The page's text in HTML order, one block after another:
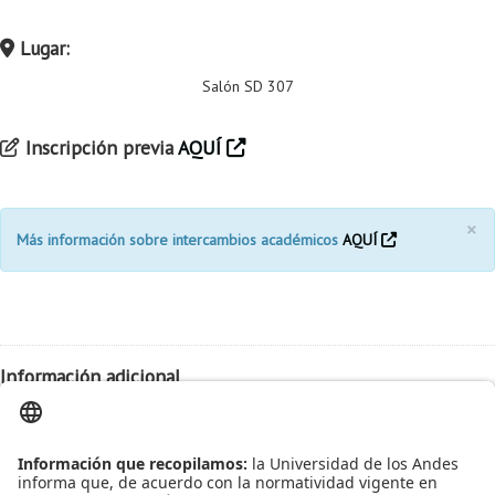
Lugar:
Salón SD 307
Inscripción previaAQUÍ
×
Más información sobre intercambios académicos AQUÍ
Información adicional
Fecha:
Lugar:
SD 307
Reingreso
Retiro voluntario
Tarifas